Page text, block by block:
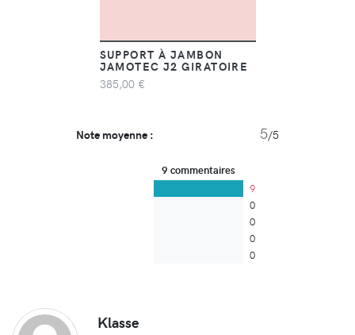
SUPPORT À JAMBON
JAMOTEC J2 GIRATOIRE
385,00 €
Note moyenne : 5/5
9 commentaires
9
0
0
0
0
Klasse